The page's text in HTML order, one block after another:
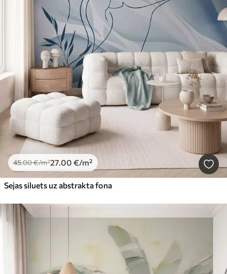
45.00€/m²27.00 €/m²
Sejas siluets uz abstrakta fona